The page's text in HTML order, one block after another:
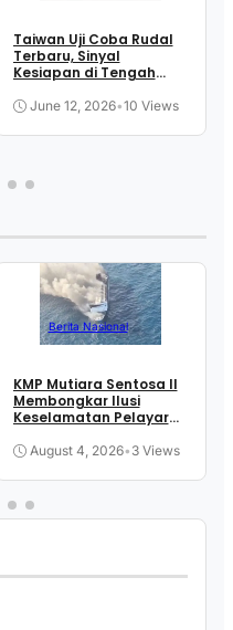
Taiwan Uji Coba Rudal
Terbaru, Sinyal
Kesiapan di Tengah
June 12, 2026•10 Views
Berita Nasional
KMP Mutiara Sentosa II
Membongkar Ilusi
Keselamatan Pelayaran
August 4, 2026• 3 Views